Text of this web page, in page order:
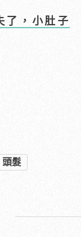
了，小肚子
頭髮